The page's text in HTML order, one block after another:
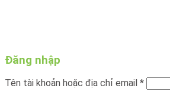
Đăng nhập
Tên tài khoản hoặc địa chỉ email *